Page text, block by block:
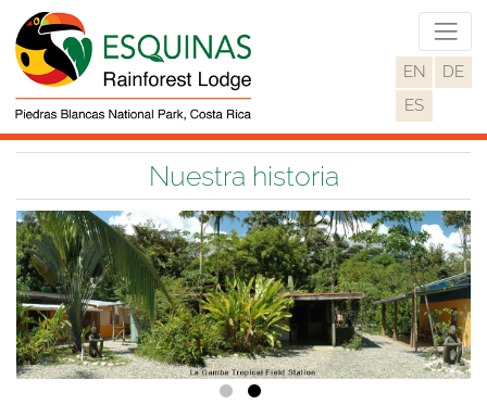
EN
DE
ES
Nuestra historia